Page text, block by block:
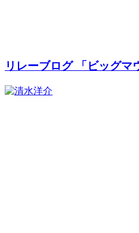
リレーブログ 「ビッグマ